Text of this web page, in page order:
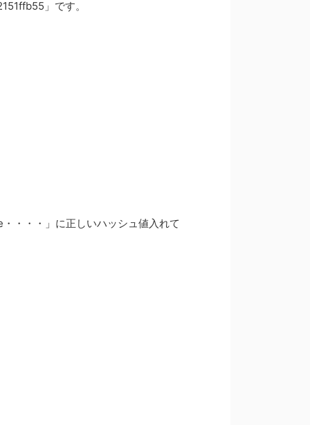
」です。
・」に正しいハッシュ値入れて